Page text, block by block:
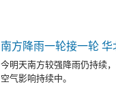
南方降雨一轮接一轮
今明天南方较强降雨仍持续
空气影响持续中。